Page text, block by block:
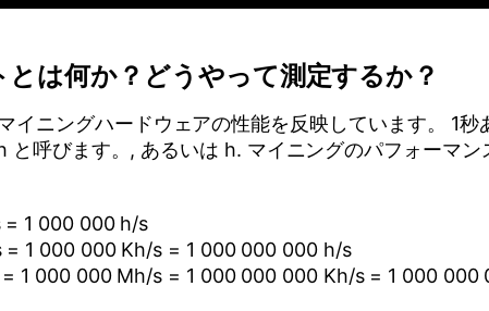
は何か？どうやって測定するか？
イニングハードウェアの性能を反映しています。 1
と呼びます。, あるいは h. マイニングのパフォーマ
= 1 000 000 h/s
= 1 000 000 Kh/s = 1 000 000 000 h/s
= 1 000 000 Mh/s = 1 000 000 000 Kh/s = 1 000 000